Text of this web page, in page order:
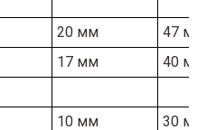
20 мм
47 мм
17 мм
40 мм
10 мм
30 мм